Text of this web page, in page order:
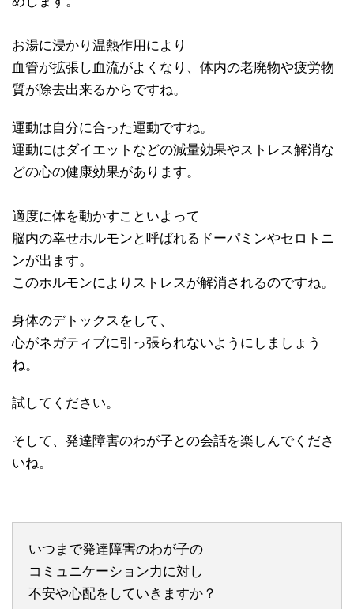
お湯に浸かり温熱作用により
血管が拡張し血流がよくなり、体内の老廃物や疲労物
質が除去出来るからですね。
運動は自分に合った運動ですね。
運動にはダイエットなどの減量効果やストレス解消な
どの心の健康効果があります。
適度に体を動かすこといよって
脳内の幸せホルモンと呼ばれるドーパミンやセロトニ
ンが出ます。
このホルモンによりストレスが解消されるのですね。
身体のデトックスをして、
心がネガティブに引っ張られないようにしましょう
ね。
試してください。
そして、発達障害のわが子との会話を楽しんでくださ
いね。
いつまで発達障害のわが子の
コミュニケーション力に対し
不安や心配をしていきますか？